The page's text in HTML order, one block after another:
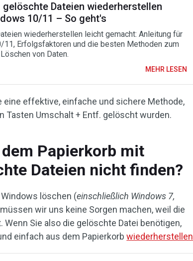
gelöschte Dateien wiederherstellen
10/11 – So geht's
wiederherstellen leicht gemacht: Anleitung für
11, Erfolgsfaktoren und die besten Methoden zum
von Daten.
MEHR LESEN
effektive, einfache und sichere Methode,
Tasten Umschalt + Entf. gelöscht wurden.
Papierkorb mit
Dateien nicht finden?
löschen (einschließlich Windows 7,
wir uns keine Sorgen machen, weil die
Sie also die gelöschte Datei benötigen,
einfach aus dem Papierkorbwiederherstellen